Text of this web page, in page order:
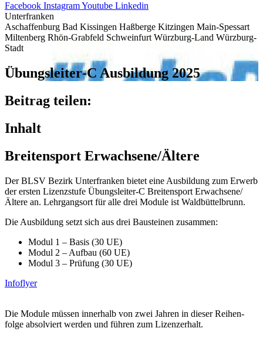
Facebook InstagramYoutube Linkedin
Unterfranken
Aschaffenburg Bad Kissingen Haßberge Kitzingen Main-Spessart
Miltenberg Rhön-Grabfeld Schweinfurt Würzburg-Land Würzburg-
Stadt
Übungsleiter‑C Ausbil­dung 2025
Beitrag teilen:
Inhalt
Brei­ten­sport Erwachsene/​Ältere
Der BLSV Bezirk Unter­fran­ken bietet eine Ausbil­dung zum Erwerb
der ersten Lizenz­stufe Übungsleiter‑C Brei­ten­sport Erwachsene/​
Ältere an. Lehr­gangs­ort für alle drei Module ist Waldbüttelbrunn.
Die Ausbil­dung setzt sich aus drei Baustei­nen zusammen:
Modul 1 – Basis (30 UE)
Modul 2 – Aufbau (60 UE)
Modul 3 – Prüfung (30 UE)
Info­flyer
Die Module müssen inner­halb von zwei Jahren in dieser Reihen­
folge absol­viert werden und führen zum Lizenzerhalt.